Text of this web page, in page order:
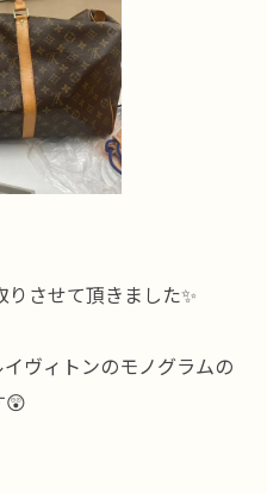
させて頂きました✨
ヴィトンのモノグラムの
😲